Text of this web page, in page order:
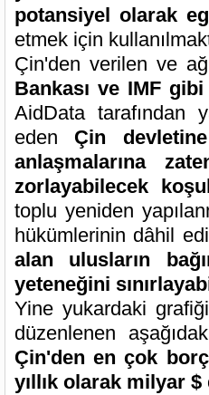
potansiyel olarak
etmek için
Çin'den verilen ve
Bankası ve IMF
AidData tarafından
eden Çin
anlaşmalarına
zorlayabilecek
toplu yeniden
hükümlerinin dâhil
alan ulusların
yeteneğini
Yine yukardaki
düzenlenen
Çin'den en çok
yıllık olarak milyar $